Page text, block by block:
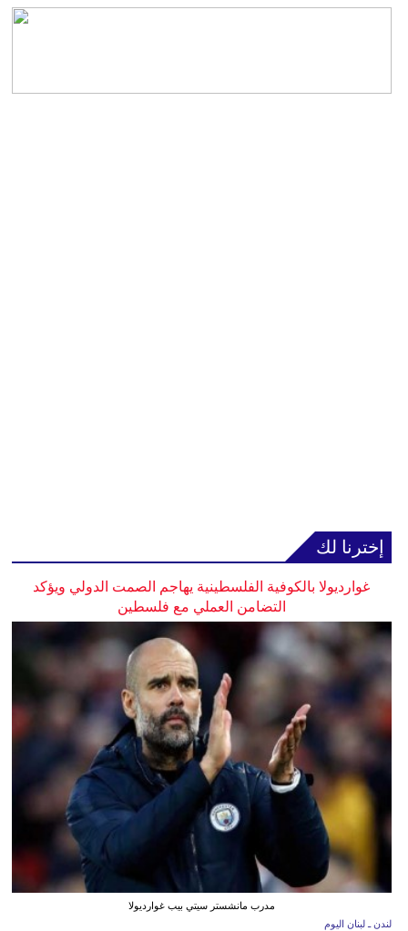
إخترنا لك
غوارديولا بالكوفية الفلسطينية يهاجم الصمت الدولي ويؤكد
التضامن العملي مع فلسطين
مدرب مانشستر سيتي بيب غوارديولا
لندن ـ لبنان اليوم